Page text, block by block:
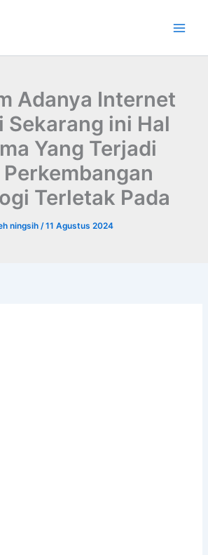
Adanya Internet
Sekarang ini Hal
Yang Terjadi
Perkembangan
Terletak Pada
ningsih /11 Agustus 2024